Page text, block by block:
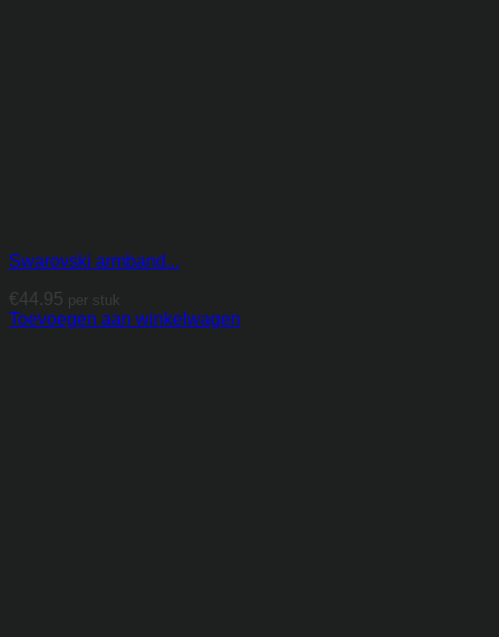
Swarovski armband...
€44.95 per stuk
Toevoegen aan winkelwagen